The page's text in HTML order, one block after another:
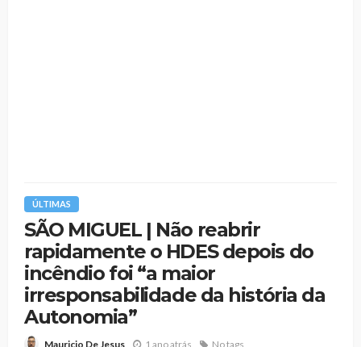
ÚLTIMAS
SÃO MIGUEL | Não reabrir
rapidamente o HDES depois do
incêndio foi “a maior
irresponsabilidade da história da
Autonomia”
Mauricio De Jesus 1 ano atrás No tags